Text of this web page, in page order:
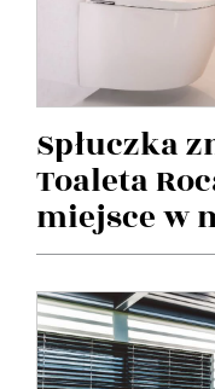
Spłuczka
Toaleta
miejsce w